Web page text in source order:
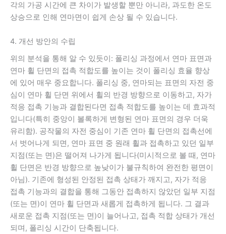
각의 가공 시간에 큰 차이가 발생할 뿐만 아니라, 과도한 온도
상승으로 인해 연마면이 쉽게 손상 될 수 있습니다.
4. 개선 방안의 수립
위의 분석을 통해 알 수 있듯이: 폴리싱 과정에서 연마 표면과
연마 휠 단면의 접촉 적합도를 높이는 것이 폴리싱 효율 향상
에 있어 매우 중요합니다. 폴리싱 중, 연마되는 표면의 자전 중
심이 연마 휠 단면 위에서 휠의 반경 방향으로 이동하고, 자가
적응 접촉 기능과 결합된다면 접촉 적합도를 높이는 데 효과적
입니다(특히 중앙이 볼록하게 변형된 연마 표면의 경우 더욱
유리함). 공작물의 자전 중심이 기존 연마 휠 단면의 접촉선에
서 벗어나게 되면, 연마 표면 중 원래 휠과 접촉하고 있던 일부
지점(또는 면)은 떨어져 나가게 됩니다(미시적으로 볼 때, 연마
휠 단면은 반경 방향으로 높낮이가 불규칙하여 완전한 평면이
아님). 기존에 형성된 안정된 접촉 상태가 깨지고, 자가 적응
접촉 기능과의 결합을 통해 그동안 접촉하지 않았던 일부 지점
(또는 면)이 연마 휠 단면과 새롭게 접촉하게 됩니다. 그 결과
새로운 접촉 지점(또는 면)이 늘어나고, 접촉 적합 상태가 개선
되며, 폴리싱 시간이 단축됩니다.